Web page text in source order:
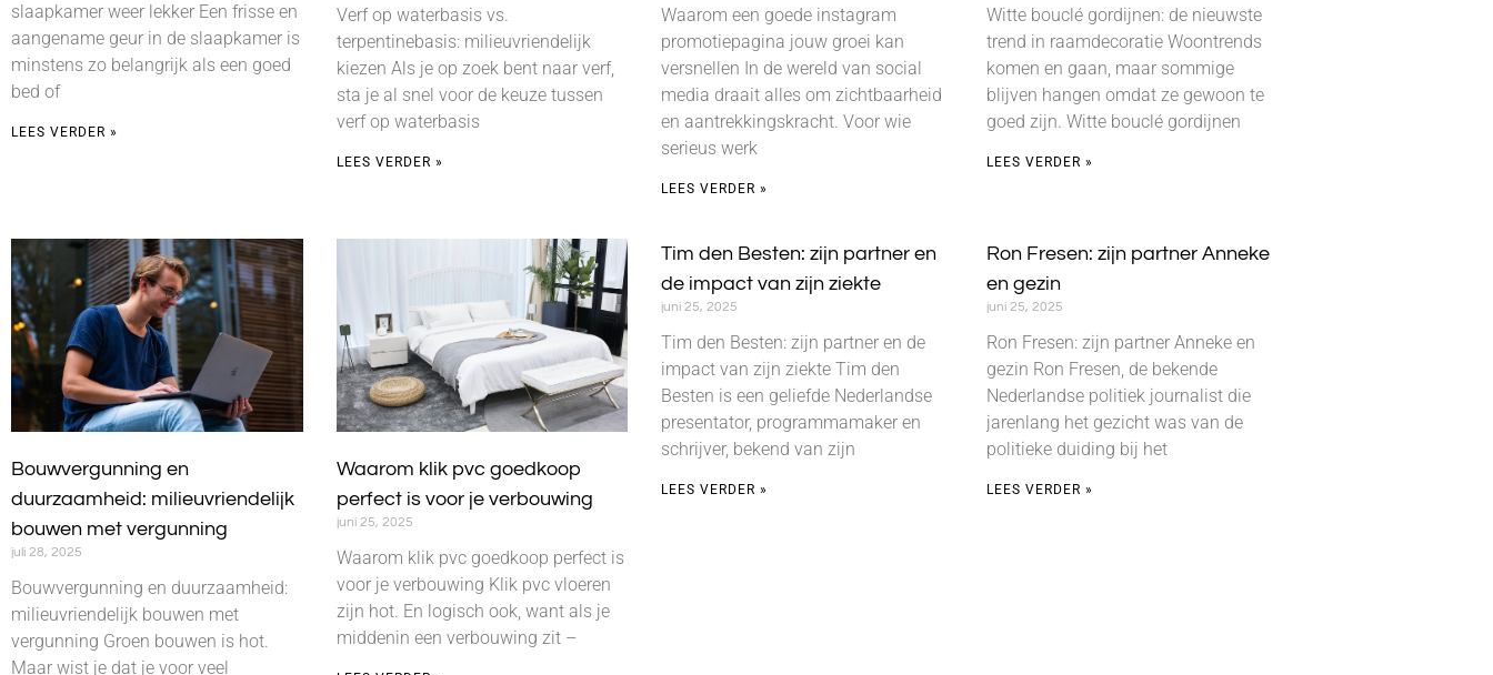
slaapkamer weer lekker Een frisse en
aangename geur in de slaapkamer is
minstens zo belangrijk als een goed
bed of
LEES VERDER »
Verf op waterbasis vs.
terpentinebasis: milieuvriendelijk
kiezen Als je op zoek bent naar verf,
sta je al snel voor de keuze tussen
verf op waterbasis
LEES VERDER »
Waarom een goede instagram
promotiepagina jouw groei kan
versnellen In de wereld van social
media draait alles om zichtbaarheid
en aantrekkingskracht. Voor wie
serieus werk
LEES VERDER »
Witte bouclé gordijnen: de nieuwste
trend in raamdecoratie Woontrends
komen en gaan, maar sommige
blijven hangen omdat ze gewoon te
goed zijn. Witte bouclé gordijnen
LEES VERDER »
Bouwvergunning en
duurzaamheid: milieuvriendelijk
bouwen met vergunning
juli 28, 2025
Bouwvergunning en duurzaamheid:
milieuvriendelijk bouwen met
vergunning Groen bouwen is hot.
Maar wist je dat je voor veel
Waarom klik pvc goedkoop
perfect is voor je verbouwing
juni 25, 2025
Waarom klik pvc goedkoop perfect is
voor je verbouwing Klik pvc vloeren
zijn hot. En logisch ook, want als je
middenin een verbouwing zit –
Tim den Besten: zijn partner en
de impact van zijn ziekte
juni 25, 2025
Tim den Besten: zijn partner en de
impact van zijn ziekte Tim den
Besten is een geliefde Nederlandse
presentator, programmamaker en
schrijver, bekend van zijn
LEES VERDER »
Ron Fresen: zijn partner Anneke
en gezin
juni 25, 2025
Ron Fresen: zijn partner Anneke en
gezin Ron Fresen, de bekende
Nederlandse politiek journalist die
jarenlang het gezicht was van de
politieke duiding bij het
LEES VERDER »